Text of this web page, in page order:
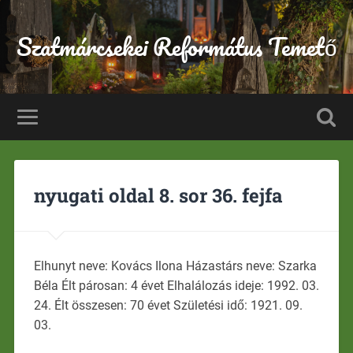
Szatmárcsekei Református Temető
nyugati oldal 8. sor 36. fejfa
Elhunyt neve: Kovács Ilona Házastárs neve: Szarka
Béla Élt párosan: 4 évet Elhalálozás ideje: 1992. 03.
24. Élt összesen: 70 évet Születési idő: 1921. 09.
03.